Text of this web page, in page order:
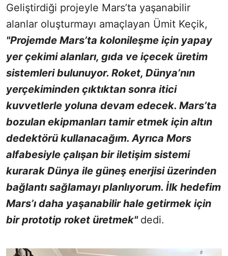
Geliştirdiği projeyle Mars’ta yaşanabilir
alanlar oluşturmayı amaçlayan Ümit Keçik,
"Projemde Mars’ta kolonileşme için yapay
yer çekimi alanları, gıda ve içecek üretim
sistemleri bulunuyor. Roket, Dünya’nın
yerçekiminden çıktıktan sonra itici
kuvvetlerle yoluna devam edecek. Mars’ta
bozulan ekipmanları tamir etmek için altın
dedektörü kullanacağım. Ayrıca Mors
alfabesiyle çalışan bir iletişim sistemi
kurarak Dünya ile güneş enerjisi üzerinden
bağlantı sağlamayı planlıyorum. İlk hedefim
Mars’ı daha yaşanabilir hale getirmek için
bir prototip roket üretmek" dedi.